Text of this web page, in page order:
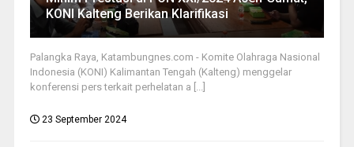
KONI Kalteng Berikan Klarifikasi
Palangka Raya, Katambungnes.com - Komite Olahraga Nasional
Indonesia (KONI) Kalimantan Tengah (Kalteng) menggelar
konferensi pers terkait perhelatan a [...]
23 September 2024